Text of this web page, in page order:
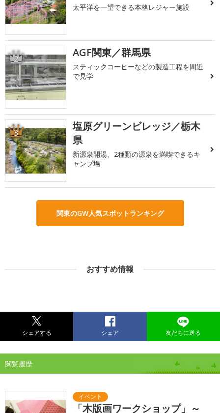
太平洋を一望できる本格レジャー施設
2 AGF関東／群馬県
スティックコーヒーなどの製造工程を間近
で見学
3
塩原グリーンビレッジ／栃木
県
新源泉開湯、2種類の源泉を満喫できるキ
ャンプ場
関東のGW人気スポットランキング
おすすめ情報
シェアする シェア 友だちに送る
閲覧履歴
「木版画ワークショップ」～